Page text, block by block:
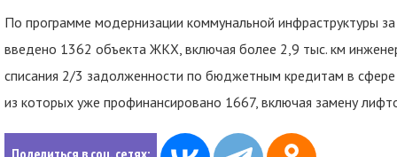
По программе модернизации коммунальной инфраструктуры
введено 1362 объекта ЖКХ, включая более 2,9 тыс. км
списания 2/3 задолженности по бюджетным кредитам в
из которых уже профинансировано 1667, включая замену
Поделиться в соц. сетях: